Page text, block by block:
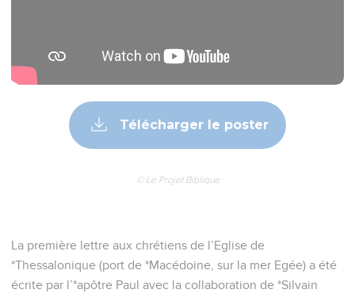
Télécharger le poster
© Le Projet Biblique
La première lettre aux chrétiens de l’Eglise de
*Thessalonique (port de *Macédoine, sur la mer Egée) a été
écrite par l’*apôtre Paul avec la collaboration de *Silvain